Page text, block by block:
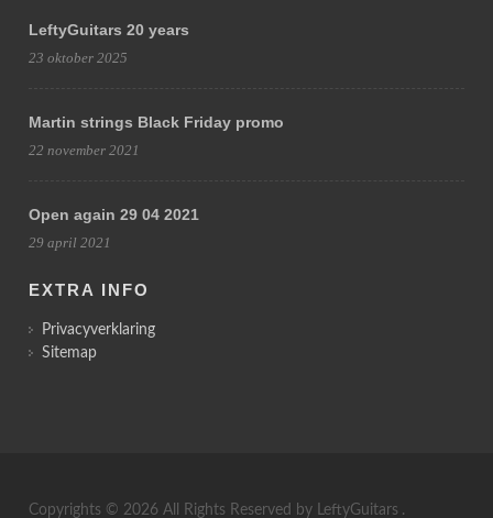
LeftyGuitars 20 years
23 oktober 2025
Martin strings Black Friday promo
22 november 2021
Open again 29 04 2021
29 april 2021
EXTRA INFO
Privacyverklaring
Sitemap
Copyrights © 2026 All Rights Reserved by LeftyGuitars .